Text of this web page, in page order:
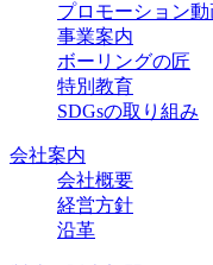
プロモーション動
事業案内
ボーリングの匠
特別教育
SDGsの取り組み
会社案内
会社概要
経営方針
沿革